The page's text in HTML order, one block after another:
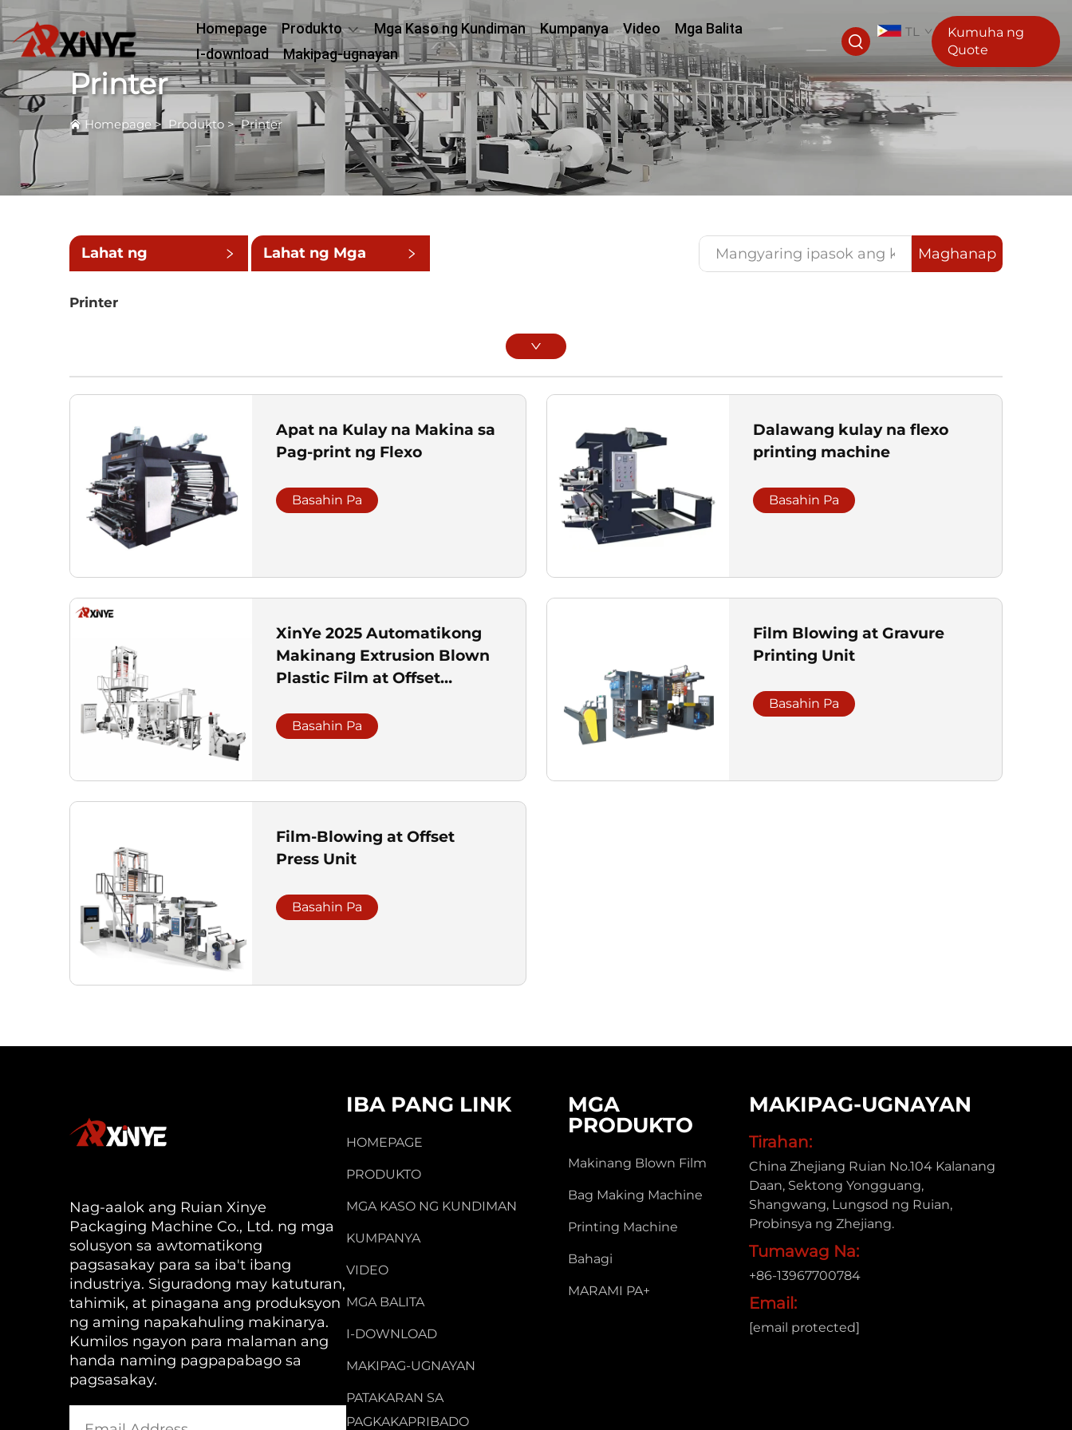
Homepage Produkto Mga Kaso ng Kundiman Kumpanya Video
Mga Balita
I-download
Makipag-ugnayan
TL
Kumuha ng
Quote
Printer
Homepage > Produkto >Printer
Lahat ng Lahat ng Mga Maghanap
Printer
Apat na Kulay na Makina sa
Pag-print ng Flexo
Basahin Pa
Dalawang kulay na flexo
printing machine
Basahin Pa
XinYe 2025 Automatikong
Makinang Extrusion Blown
Plastic Film at Offset
Basahin Pa
Film Blowing at Gravure
Printing Unit
Basahin Pa
Film-Blowing at Offset
Press Unit
Basahin Pa
Nag-aalok ang Ruian Xinye
Packaging Machine Co., Ltd. ng mga
solusyon sa awtomatikong
pagsasakay para sa iba't ibang
industriya. Siguradong may katuturan,
tahimik, at pinagana ang produksyon
ng aming napakahuling makinarya.
Kumilos ngayon para malaman ang
handa naming pagpapabago sa
pagsasakay.
IBA PANG LINK
HOMEPAGE
PRODUKTO
MGA KASO NG KUNDIMAN
KUMPANYA
VIDEO
MGA BALITA
I-DOWNLOAD
MAKIPAG-UGNAYAN
PATAKARAN SA
PAGKAKAPRIBADO
MGA
PRODUKTO
Makinang Blown Film
Bag Making Machine
Printing Machine
Bahagi
MARAMI PA+
MAKIPAG-UGNAYAN
Tirahan:
China Zhejiang Ruian No.104 Kalanang
Daan, Sektong Yongguang,
Shangwang, Lungsod ng Ruian,
Probinsya ng Zhejiang.
Tumawag Na:
+86-13967700784
Email:
[email protected]